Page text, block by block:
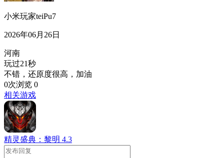
小米玩家teiPu7
2026年06月26日
河南
玩过21秒
不错，还原度很高，加油
0次浏览 0
相关游戏
精灵盛典：黎明 4.3